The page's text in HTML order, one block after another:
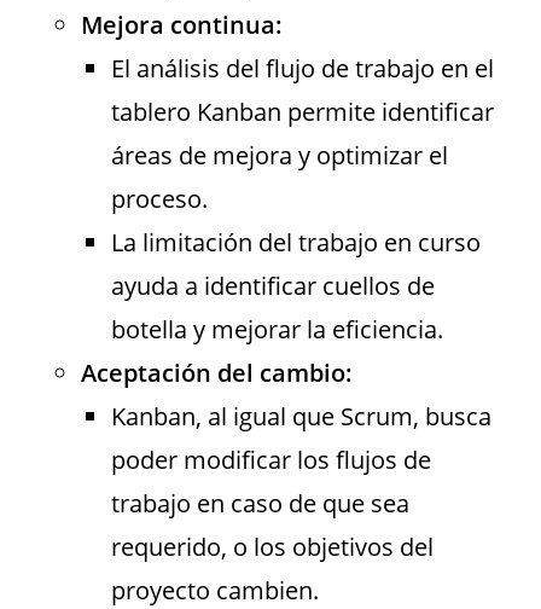
Mejora continua:
El análisis del flujo de trabajo en el
tablero Kanban permite identificar
áreas de mejora y optimizar el
proceso.
La limitación del trabajo en curso
ayuda a identificar cuellos de
botella y mejorar la eficiencia.
Aceptación del cambio:
Kanban, al igual que Scrum, busca
poder modificar los flujos de
trabajo en caso de que sea
requerido, o los objetivos del
proyecto cambien.